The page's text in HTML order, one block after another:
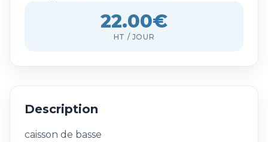
22.00€
HT / JOUR
Description
caisson de basse